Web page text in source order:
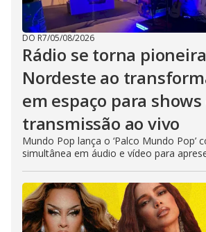
DO R7/05/08/2026
Rádio se torna
Nordeste ao
em espaço para shows
transmissão ao vivo
Mundo Pop lança o ‘Palco Mundo Pop’
simultânea em áudio e vídeo para